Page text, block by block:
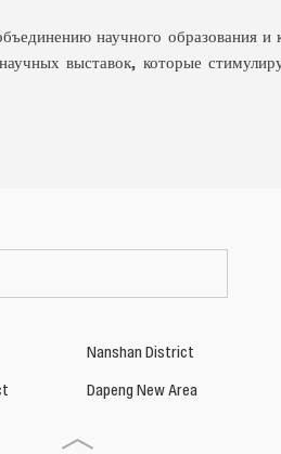
научного образования и
выставок, которые
Nanshan District
Dapeng New Area